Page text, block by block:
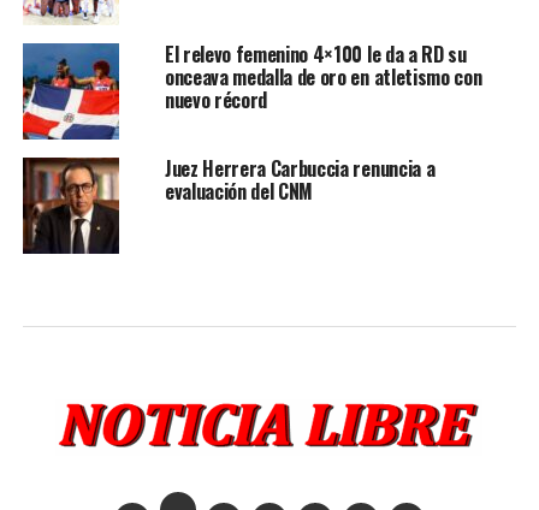
El relevo femenino 4×100 le da a RD su
onceava medalla de oro en atletismo con
nuevo récord
Juez Herrera Carbuccia renuncia a
evaluación del CNM